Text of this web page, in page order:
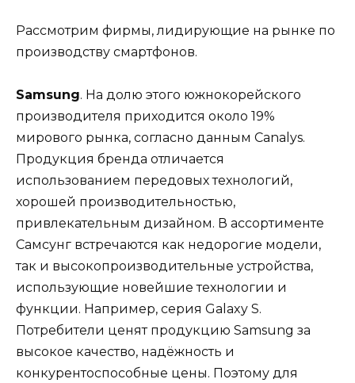
Рассмотрим фирмы, лидирующие на рынке по
производству смартфонов.
Samsung. На долю этого южнокорейского
производителя приходится около 19%
мирового рынка, согласно данным Canalys.
Продукция бренда отличается
использованием передовых технологий,
хорошей производительностью,
привлекательным дизайном. В ассортименте
Самсунг встречаются как недорогие модели,
так и высокопроизводительные устройства,
использующие новейшие технологии и
функции. Например, серия Galaxy S.
Потребители ценят продукцию Samsung за
высокое качество, надёжность и
конкурентоспособные цены. Поэтому для